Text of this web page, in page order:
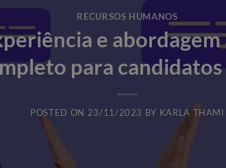
RECURSOS HUMANOS
e
para candidatos
POSTED ON 23/11/2023 BY KARLA THAMI